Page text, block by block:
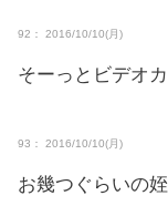
92： 2016/10/10(月)
そーっとビデオ
93： 2016/10/10(月)
お幾つぐらいの